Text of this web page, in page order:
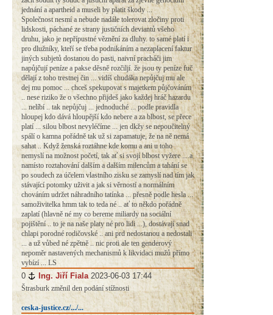
jednání a apartheid a museli by platit škody ...
Společnost nesmí a nebude nadále tolerovat zločiny proti
lidskosti, páchané ze strany justičních deviantů všeho
druhu, jako je nepřípustné věznění za dluhy. to samé platí i
pro dlužníky, kteří se třeba podnikáním a nezaplacení faktur
jiných subjetů dostanou do pasti, naivní pracháči jim
napůjčují peníze a pakse děsně rozčiljí. že jsou ty peníze fuč
dělají z toho trestnej čin ... vidíš chudáka nepůjčuj mu ale
dej mu pomoc ... chceš spekupovat s majetkem půjčováním
.. nese riziko že o všechno přijdeš jako každej hráč hazardu
... nelíbí .. tak nepůjčuj ... jednoduché ... podle pravidla
hloupej kdo dává hloupější kdo nebere a za blbost, se přece
platí ... silou blbost nevyléčíme ... jen dkžy se nepoučitelný
spálí o kamna pořádně tak už si zapamatuje, že na ně nemá
sahat .. Když ženská roztáhne kde komu a ani u toho
nemyslí na možnost početí, tak ať si svojí blbost vyžere ....a
namísto roztahování dalším a dalším milencům a tahání se
po soudech za účelem vlastního zisku se zamyslí nad tím jak
stávající potomky uživit a jak si věrností a normálním
chováním udržet náhradního tatínka ... přesně podle hesla ...
samoživitelka hmm tak to teda né .. ať to někdo pořádně
zaplatí (hlavně né my co bereme miliardy na sociální
pojištění .. to je na naše platy né pro lidi ...), dostávají snad
chlapi porodné rodičovské .. ani prd nedostanou a nedostali
... a už vůbed né zpětně .. nic proti ale ten genderový
nepoměr nastavených mechanismů k likvidaci mužů přímo
vybízí ... LS
0 # Ing. Jiří Fiala 2023-06-03 17:44
Štrasburk změnil den podání stížnosti
ceska-justice.cz/.../...